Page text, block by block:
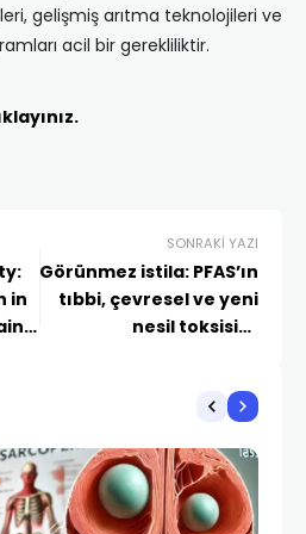
gelişmiş arıtma teknolojileri ve
acil bir gerekliliktir.
in
–
SONRAKI YAZI
Görünmez istila: PFAS’ın
tıbbi, çevresel ve yeni
nesil toksisite